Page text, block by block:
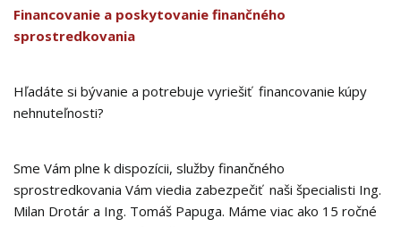
Financovanie a poskytovanie finančného
sprostredkovania
Hľadáte si bývanie a potrebuje vyriešiť financovanie kúpy
nehnuteľnosti?
Sme Vám plne k dispozícii, služby finančného
sprostredkovania Vám viedia zabezpečiť naši špecialisti Ing.
Milan Drotár a Ing. Tomáš Papuga. Máme viac ako 15 ročné